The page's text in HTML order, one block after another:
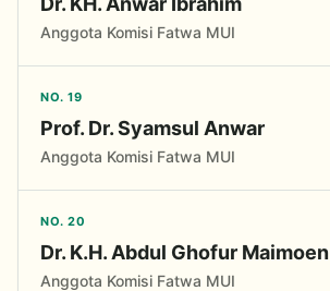
Anggota Komisi Fatwa MUI
NO. 19
Prof. Dr. Syamsul Anwar
Anggota Komisi Fatwa MUI
NO. 20
Dr. K.H. Abdul Ghofur Maimoen
Anggota Komisi Fatwa MUI